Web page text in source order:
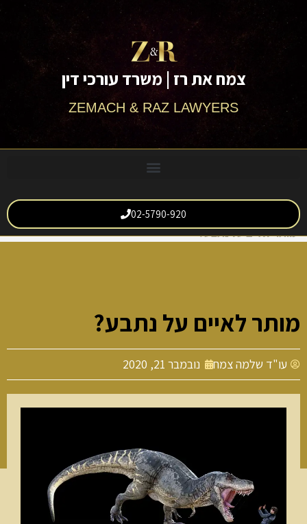
צמח את רז | משרד עורכי דין
ZEMACH & RAZ LAWYERS
02-5790-920
מותר לאיים על נתבע?
לאיים על נתבע?
עו"ד שלמה צמח נובמבר 21, 2020